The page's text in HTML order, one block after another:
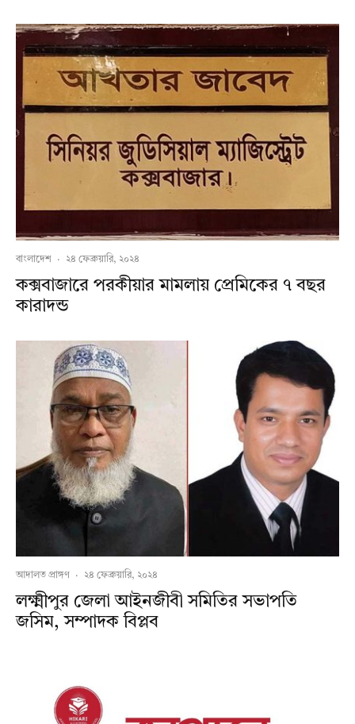
বাংলাদেশ · ২৪ ফেব্রুয়ারি, ২০২৪
কক্সবাজারে পরকীয়ার মামলায় প্রেমিকের ৭ বছর
কারাদন্ড
আদালত প্রাঙ্গণ · ২৪ ফেব্রুয়ারি, ২০২৪
লক্ষ্মীপুর জেলা আইনজীবী সমিতির সভাপতি
জসিম, সম্পাদক বিপ্লব